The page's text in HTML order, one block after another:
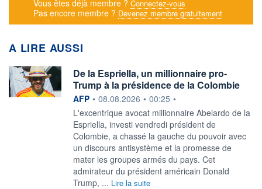
Vous êtes déjà membre ? Connectez-vous
Pas encore membre ? Devenez membre gratuitement
A LIRE AUSSI
De la Espriella, un millionnaire pro-
Trump à la présidence de la Colombie
information fournie par
AFP • 08.08.2026 • 00:25 •
L'excentrique avocat millionnaire Abelardo de la
Espriella, investi vendredi président de
Colombie, a chassé la gauche du pouvoir avec
un discours antisystème et la promesse de
mater les groupes armés du pays. Cet
admirateur du président américain Donald
Trump, ... Lire la suite